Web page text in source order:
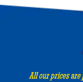
All our prices are